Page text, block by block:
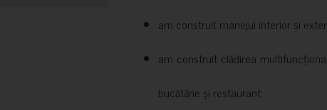
am construit manejul interior și
am construit clădirea
bucătărie și restaurant;